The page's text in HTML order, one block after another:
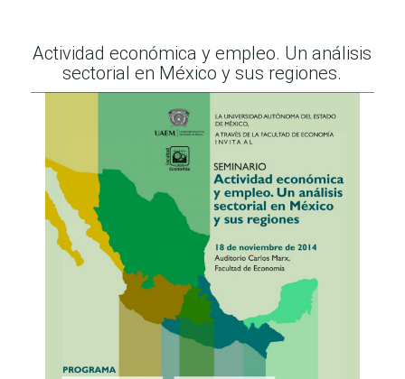
Actividad económica y empleo. Un análisis
sectorial en México y sus regiones.